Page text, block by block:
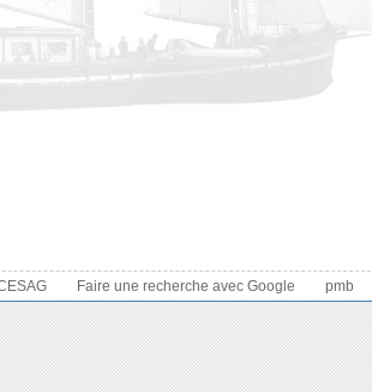
Faire une recherche avec Google pmb